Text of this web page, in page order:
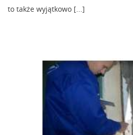
to także wyjątkowo [...]